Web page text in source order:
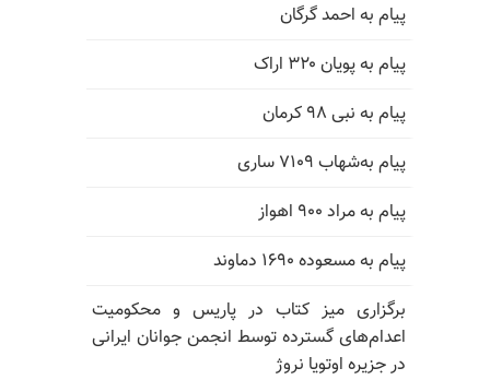
پیام به احمد گرگان
پیام به پویان ۳۲۰ اراک
پیام به نبی ۹۸ کرمان
پیام به‌شهاب ۷۱۰۹ ساری
پیام به مراد ۹۰۰ اهواز
پیام به مسعوده ۱۶۹۰ دماوند
برگزاری میز کتاب در پاریس و محکومیت
اعدام‌های گسترده توسط انجمن جوانان ایرانی
در جزیره اوتویا نروژ